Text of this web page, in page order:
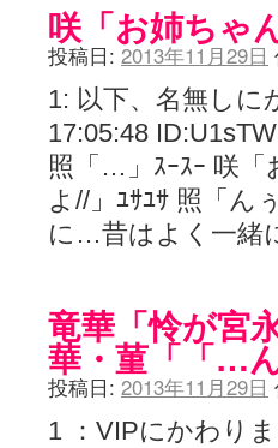
咲「お姉ちゃ
投稿日: 2013年11月29日
1: 以下、名無しに
17:05:48
照「…」ｽｰｽｰ 咲
よ//」ﾕｻﾕｻ 照「
に…昔はよく一緒
竜華「怜が宮
華・菫「「…
投稿日: 2013年11月29日
1 ：VIPにかわり